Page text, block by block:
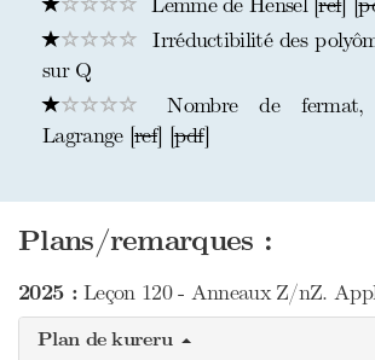
Irréductibilité des
sur Q
Nombre de fermat,
Lagrange [ref] [pdf]
Plans/remarques :
2025 :Leçon 120 - Anneaux Z/nZ.
Plan de kureru